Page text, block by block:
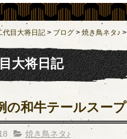
代目大将日記 > ブログ > 焼き鳥ネタ♪ >
大将日記
の和牛テールスー
焼き鳥ネタ♪